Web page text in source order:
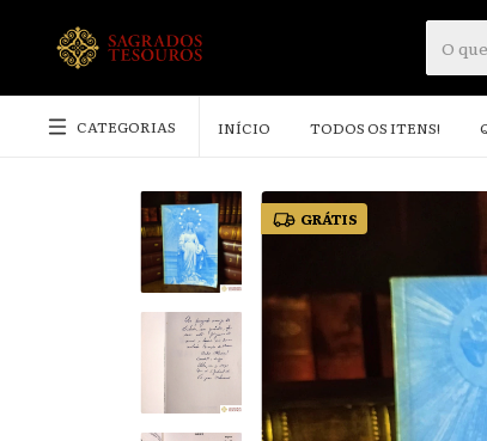
CATEGORIAS INÍCIO TODOS OS ITENS!
GRÁTIS